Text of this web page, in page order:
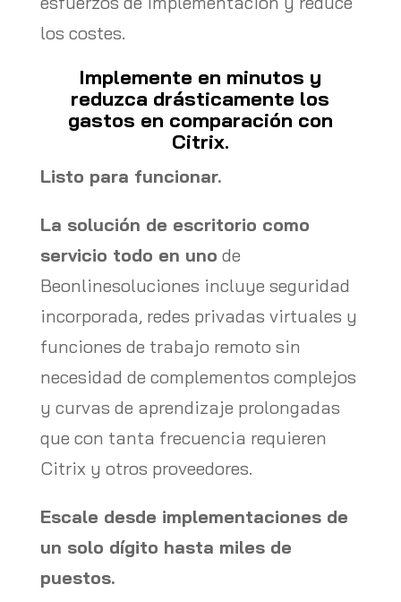
los costes.
Implemente en minutos y
reduzca drásticamente los
gastos en comparación con
Citrix.
Listo para funcionar.
La solución de escritorio como
servicio todo en uno de
Beonlinesoluciones incluye seguridad
incorporada, redes privadas virtuales y
funciones de trabajo remoto sin
necesidad de complementos complejos
y curvas de aprendizaje prolongadas
que con tanta frecuencia requieren
Citrix y otros proveedores.
Escale desde implementaciones de
un solo dígito hasta miles de
puestos.